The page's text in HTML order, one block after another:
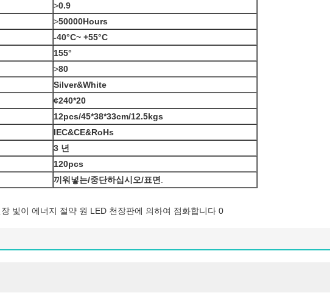
>0.9
>50000Hours
-40°C~ +55°C
155°
>80
Silver&White
¢240*20
12pcs/45*38*33cm/12.5kgs
IEC&CE&RoHs
3 년
120pcs
끼워넣는/중단하십시오/표면